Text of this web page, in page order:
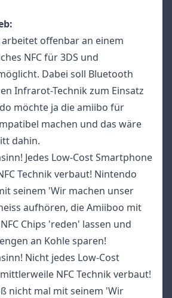
offenbar an einem
NFC für 3DS und
Dabei soll Bluetooth
Infrarot-Technik zum Einsatz
möchte ja die amiibo für
machen und das wäre
dahin.
Jedes Low-Cost Smartphone
Technik verbaut! Nintendo
seinem 'Wir machen unser
aufhören, die Amiiboo mit
Chips 'reden' lassen und
an Kohle sparen!
Nicht jedes Low-Cost
NFC Technik verbaut!
nicht mal mit seinem 'Wir